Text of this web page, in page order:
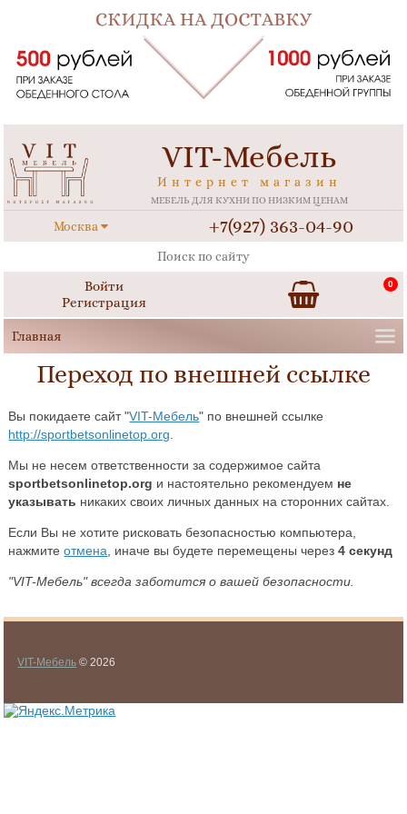
VIT-Мебель
Интернет магазин
МЕБЕЛЬ ДЛЯ КУХНИ ПО НИЗКИМ ЦЕНАМ
Москва +7(927) 363-04-90
Войти
Регистрация
0
Переход по внешней ссылке
Вы покидаете сайт "VIT-Мебель" по внешней ссылке
http://sportbetsonlinetop.org
Мы не несем ответственности за содержимое сайта
sportbetsonlinetop.org и настоятельно рекомендуем не
указывать никаких своих личных данных на сторонних сайтах.
Если Вы не хотите рисковать безопасностью компьютера,
нажмитеотмена , иначе вы будете перемещены через4 секунд
"VIT-Мебель" всегда заботится о вашей безопасности.
VIT-Мебель © 2026